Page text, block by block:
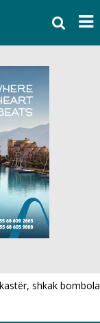
shkak bombola